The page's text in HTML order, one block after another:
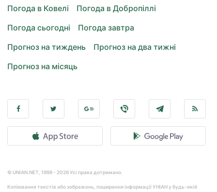
Погода в Ковелі
Погода в Добропіллі
Погода сьогодні
Погода завтра
Прогноз на тиждень
Прогноз на два тижні
Прогноз на місяць
© UNIAN.NET, 1998 - 2026 Усі права дотримано.
Копіювання текстів або зображень, поширення інформації УНІАН у будь-якій